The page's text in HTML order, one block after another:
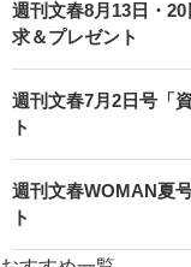
週刊文春8月13日・
求＆プレゼント
週刊文春7月2日号「
ト
週刊文春WOMAN夏
ト